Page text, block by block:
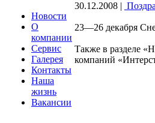
Новости
О
компании
Сервис
Галерея
Контакты
Наша
жизнь
Вакансии
30.12.2008 |
23—26 декабря
Также в разделе
компаний